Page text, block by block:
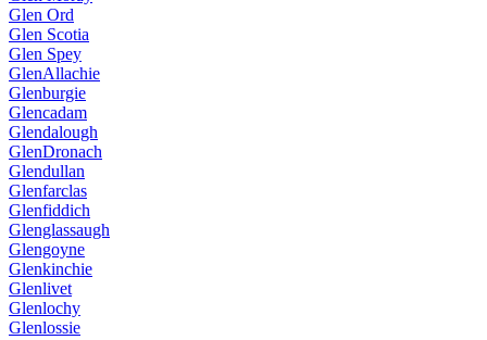
Glen Ord
Glen Scotia
Glen Spey
GlenAllachie
Glenburgie
Glencadam
Glendalough
GlenDronach
Glendullan
Glenfarclas
Glenfiddich
Glenglassaugh
Glengoyne
Glenkinchie
Glenlivet
Glenlochy
Glenlossie